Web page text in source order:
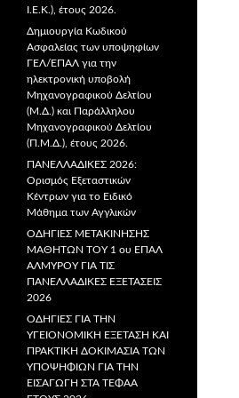
Ι.Ε.Κ.), έτους 2026.
Δημιουργία Κωδικού
Ασφαλείας των υποψηφίων
ΓΕΛ/ΕΠΑΛ για την
ηλεκτρονική υποβολή
Μηχανογραφικού Δελτίου
(Μ.Δ.) και Παράλληλου
Μηχανογραφικού Δελτίου
(Π.Μ.Δ.), έτους 2026.
ΠΑΝΕΛΛΑΔΙΚΕΣ 2026:
Ορισμός Εξεταστικών
Κέντρων για το Ειδικό
Μάθημα των Αγγλικών
ΟΔΗΓΙΕΣ ΜΕΤΑΚΙΝΗΣΗΣ
ΜΑΘΗΤΩΝ ΤΟΥ 1 ου ΕΠΑΛ
ΑΛΜΥΡΟΥ ΓΙΑ ΤΙΣ
ΠΑΝΕΛΛΑΔΙΚΕΣ ΕΞΕΤΑΣΕΙΣ
2026
ΟΔΗΓΙΕΣ ΓΙΑ ΤΗΝ
ΥΓΕΙΟΝΟΜΙΚΗ ΕΞΕΤΑΣΗ ΚΑΙ
ΠΡΑΚΤΙΚΗ ΔΟΚΙΜΑΣΙΑ ΤΩΝ
ΥΠΟΨΗΦΙΩΝ ΓΙΑ ΤΗΝ
ΕΙΣΑΓΩΓΗ ΣΤΑ ΤΕΦΑΑ